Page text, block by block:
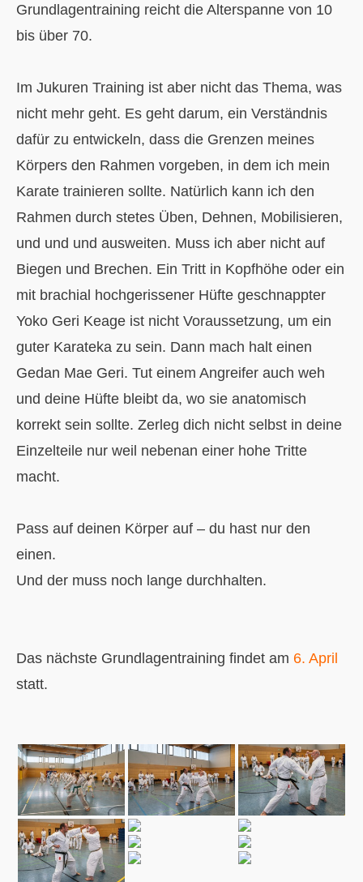
Grundlagentraining reicht die Alterspanne von 10
bis über 70.
Im Jukuren Training ist aber nicht das Thema, was
nicht mehr geht. Es geht darum, ein Verständnis
dafür zu entwickeln, dass die Grenzen meines
Körpers den Rahmen vorgeben, in dem ich mein
Karate trainieren sollte. Natürlich kann ich den
Rahmen durch stetes Üben, Dehnen, Mobilisieren,
und und und ausweiten. Muss ich aber nicht auf
Biegen und Brechen. Ein Tritt in Kopfhöhe oder ein
mit brachial hochgerissener Hüfte geschnappter
Yoko Geri Keage ist nicht Voraussetzung, um ein
guter Karateka zu sein. Dann mach halt einen
Gedan Mae Geri. Tut einem Angreifer auch weh
und deine Hüfte bleibt da, wo sie anatomisch
korrekt sein sollte. Zerleg dich nicht selbst in deine
Einzelteile nur weil nebenan einer hohe Tritte
macht.
Pass auf deinen Körper auf – du hast nur den
einen.
Und der muss noch lange durchhalten.
Das nächste Grundlagentraining findet am 6. April
statt.